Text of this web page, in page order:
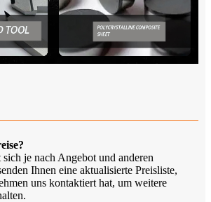
sich je nach Angebot und anderen
Ihnen eine aktualisierte Preisliste,
uns kontaktiert hat, um weitere